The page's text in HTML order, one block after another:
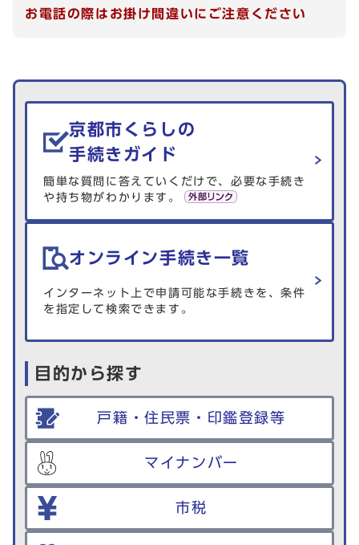
お電話の際はお掛け間違いにご注意ください
生活情報を探す
京都市くらしの
手続きガイド
簡単な質問に答えていくだけで、必要な手続き
や持ち物がわかります。
オンライン手続き一覧
インターネット上で申請可能な手続きを、条件
を指定して検索できます。
目的から探す
戸籍・住民票・印鑑登録等
マイナンバー
市税